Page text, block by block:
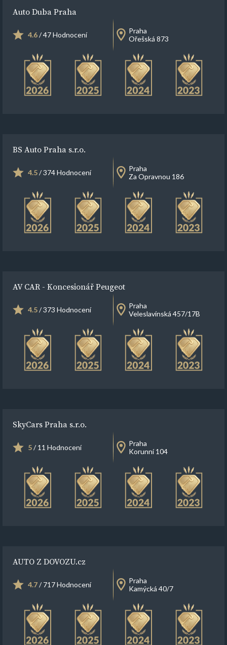
Auto Duba Praha
4.6/ 47 Hodnocení
Praha
Ořešská 873
BS Auto Praha s.r.o.
4.5/ 374 Hodnocení
Praha
Za Opravnou 186
AV CAR - Koncesionář Peugeot
4.5/ 373 Hodnocení
Praha
Veleslavínská 457/17B
SkyCars Praha s.r.o.
5/ 11 Hodnocení
Praha
Korunní 104
AUTO Z DOVOZU.cz
4.7/ 717 Hodnocení
Praha
Kamýcká 40/7